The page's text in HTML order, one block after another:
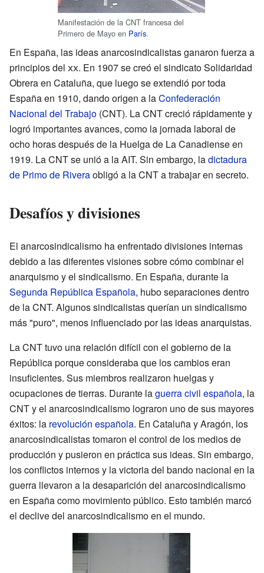
Manifestación de la CNT francesa del
Primero de Mayo en París.
En España, las ideas anarcosindicalistas ganaron fuerza a
principios del xx. En 1907 se creó el sindicato Solidaridad
Obrera en Cataluña, que luego se extendió por toda
España en 1910, dando origen a laConfederación
Nacional del Trabajo (CNT). La CNT creció rápidamente y
logró importantes avances, como la jornada laboral de
ocho horas después de la Huelga de La Canadiense en
1919. La CNT se unió a la AIT. Sin embargo, ladictadura
de Primo de Riveraobligó a la CNT a trabajar en secreto.
Desafíos y divisiones
El anarcosindicalismo ha enfrentado divisiones internas
debido a las diferentes visiones sobre cómo combinar el
anarquismo y el sindicalismo. En España, durante la
Segunda República Española, hubo separaciones dentro
de la CNT. Algunos sindicalistas querían un sindicalismo
más "puro", menos influenciado por las ideas anarquistas.
La CNT tuvo una relación difícil con el gobierno de la
República porque consideraba que los cambios eran
insuficientes. Sus miembros realizaron huelgas y
ocupaciones de tierras. Durante laguerra civil española, la
CNT y el anarcosindicalismo lograron uno de sus mayores
éxitos: la revolución española. En Cataluña y Aragón, los
anarcosindicalistas tomaron el control de los medios de
producción y pusieron en práctica sus ideas. Sin embargo,
los conflictos internos y la victoria del bando nacional en la
guerra llevaron a la desaparición del anarcosindicalismo
en España como movimiento público. Esto también marcó
el declive del anarcosindicalismo en el mundo.